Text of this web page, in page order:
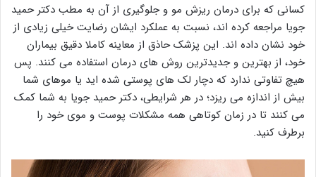
کسانی که برای درمان ریزش مو و جلوگیری از آن به مطب دکتر حمید
جویا مراجعه کرده اند، نسبت به عملکرد ایشان رضایت خیلی زیادی از
خود نشان داده اند. این پزشک حاذق از معاینه کاملا دقیق بیماران
خود، از بهترین و جدیدترین روش های درمان استفاده می کنند. پس
هیچ تفاوتی ندارد که دچار لک های پوستی شده اید یا موهای شما
بیش از اندازه می ریزد؛ در هر شرایطی، دکتر حمید جویا به شما کمک
می کنند تا در زمان کوتاهی همه مشکلات پوست و موی خود را
برطرف کنید.